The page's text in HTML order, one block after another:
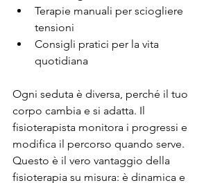
Terapie manuali per sciogliere
tensioni
Consigli pratici per la vita
quotidiana
Ogni seduta è diversa, perché il tuo
corpo cambia e si adatta. Il
fisioterapista monitora i progressi e
modifica il percorso quando serve.
Questo è il vero vantaggio della
fisioterapia su misura: è dinamica e